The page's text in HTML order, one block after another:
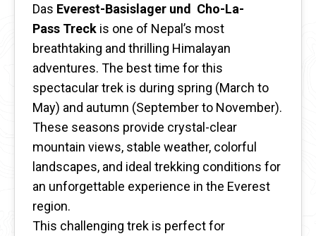
Das Everest-Basislager und
Cho-La-
Pass Treck is one of Nepal’s most
breathtaking and thrilling Himalayan
adventures. The best time for this
spectacular trek is during spring (March to
May) and autumn (September to November).
These seasons provide crystal-clear
mountain views, stable weather, colorful
landscapes, and ideal trekking conditions for
an unforgettable experience in the Everest
region.
This challenging trek is perfect for